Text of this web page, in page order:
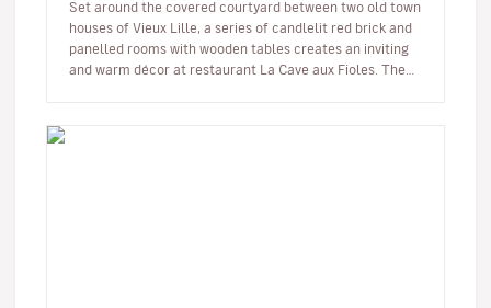
Set around the covered courtyard between two old town
houses of Vieux Lille, a series of candlelit red brick and
panelled rooms with wooden tables creates an inviting
and warm décor at restaurant La Cave aux Fioles. The